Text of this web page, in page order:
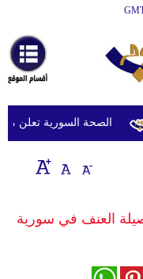
أخبارعاجلة
رياضة
ثقافة
إقتصاد
وموسيقى
الصحة السورية تعلن مقتل شخصين وإصابة